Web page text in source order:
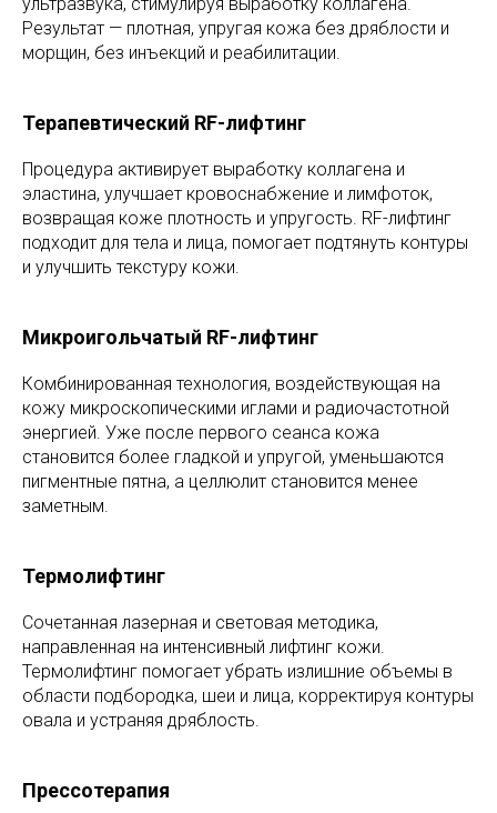
ультразвука, стимулируя выработку коллагена.
Результат — плотная, упругая кожа без дряблости и
морщин, без инъекций и реабилитации.
Терапевтический RF-лифтинг
Процедура активирует выработку коллагена и
эластина, улучшает кровоснабжение и лимфоток,
возвращая коже плотность и упругость. RF-лифтинг
подходит для тела и лица, помогает подтянуть контуры
и улучшить текстуру кожи.
Микроигольчатый RF-лифтинг
Комбинированная технология, воздействующая на
кожу микроскопическими иглами и радиочастотной
энергией. Уже после первого сеанса кожа
становится более гладкой и упругой, уменьшаются
пигментные пятна, а целлюлит становится менее
заметным.
Термолифтинг
Сочетанная лазерная и световая методика,
направленная на интенсивный лифтинг кожи.
Термолифтинг помогает убрать излишние объемы в
области подбородка, шеи и лица, корректируя контуры
овала и устраняя дряблость.
Прессотерапия